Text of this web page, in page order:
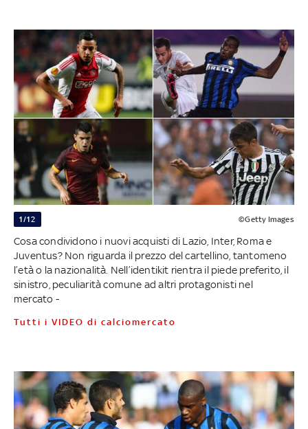
1/12 ©Getty Images
Cosa condividono i nuovi acquisti di Lazio, Inter, Roma e
Juventus? Non riguarda il prezzo del cartellino, tantomeno
l’età o la nazionalità. Nell’identikit rientra il piede preferito, il
sinistro, peculiarità comune ad altri protagonisti nel
mercato -
Tutti i VIDEO di calciomercato